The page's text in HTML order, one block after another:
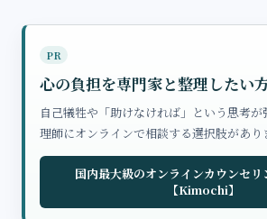
PR
心の負担を専門家と整理したい
自己犠牲や「助けなければ」という思考
理師にオンラインで相談する選択肢があり
国内最大級のオンラインカウンセリ
【Kimochi】